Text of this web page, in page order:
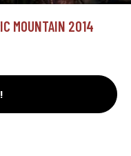
MOUNTAIN 2014